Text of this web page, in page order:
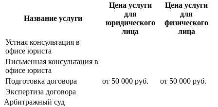
Название услуги
Цена услуги
для
юридического
лица
Цена услуги
для
физического
лица
Устная консультация в
офисе юриста
Письменная консультация в
офисе юриста
Подготовка договора
от 50 000 руб. от 50 000 руб.
Экспертиза договора
Арбитражный суд